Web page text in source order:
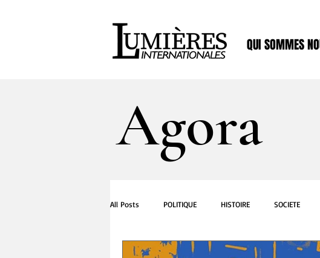
QUI SOMMES
Agora
All Posts POLITIQUE HISTOIRE SOCIETE
CUISINE MEDIAS MUSIQUE ART